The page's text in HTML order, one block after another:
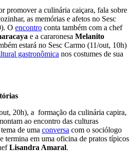
promover a culinária caiçara, fala sobre
as memórias e afetos no Sesc
O encontro conta também com a chef
e a cararonesa Melanito
estará no Sesc Carmo (11/out, 10h)
gastronômica nos costumes de sua
20h), a formação da culinária capira,
ao encontro das culturas
de uma conversa com o sociólogo
termina em uma oficina de pratos típicos
Lisandra Amaral.